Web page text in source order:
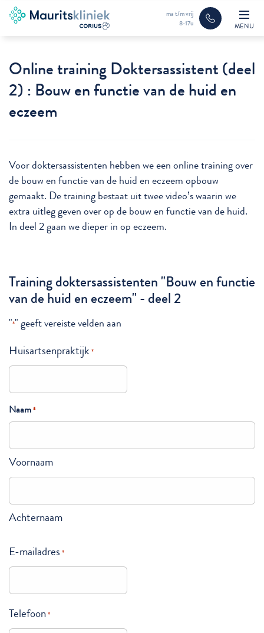
ma t/m vrij
8-17u
MENU
Online training Doktersassistent (deel
2) : Bouw en functie van de huid en
eczeem
Voor doktersassistenten hebben we een online training over
de bouw en functie van de huid en eczeem opbouw
gemaakt. De training bestaat uit twee video’s waarin we
extra uitleg geven over op de bouw en functie van de huid.
In deel 2 gaan we dieper in op eczeem.
Training doktersassistenten "Bouw en functie
van de huid en eczeem" - deel 2
"*" geeft vereiste velden aan
Huisartsenpraktijk *
Naam*
Voornaam
Achternaam
E-mailadres *
Telefoon*